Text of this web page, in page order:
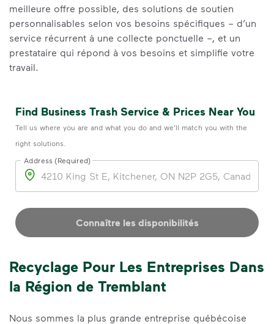
meilleure offre possible, des solutions de soutien
personnalisables selon vos besoins spécifiques – d’un
service récurrent à une collecte ponctuelle –, et un
prestataire qui répond à vos besoins et simplifie votre
travail.
Find Business Trash Service & Prices Near You
Tell us where you are and what you do and we’ll match you with the
right solutions.
Address
Address (Required)
Connaître les disponibilités
Recyclage Pour Les Entreprises Dans
la Région de Tremblant
Nous sommes la plus grande entreprise québécoise